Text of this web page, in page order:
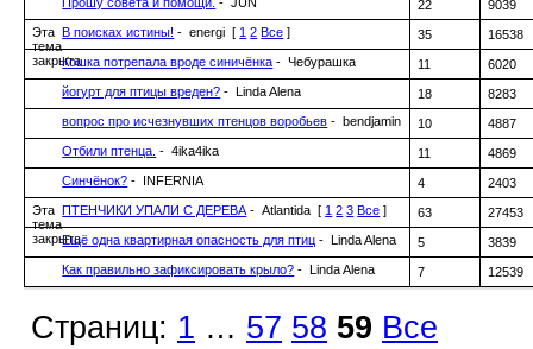
22
9039
Эта
тема
закрыта
В поисках истины! - energi [ 1 2 Все ] 35
16538
Кошка потрепала вроде синичёнка - Чебурашка 11
6020
йогурт для птицы вреден? - Linda Alena 18
8283
вопрос про исчезнувших птенцов воробьев - bendjamin 10
4887
Отбили птенца. - 4ika4ika 11
4869
Синчёнок? - INFERNIA 4
2403
Эта
тема
закрыта
ПТЕНЧИКИ УПАЛИ С ДЕРЕВА - Atlantida [ 1 2 3 Все ] 63
27453
Ещё одна квартирная опасность для птиц - Linda Alena 5
3839
Как правильно зафиксировать крыло? - Linda Alena 7 12539
Страниц: 1 … 57 58 59 Все